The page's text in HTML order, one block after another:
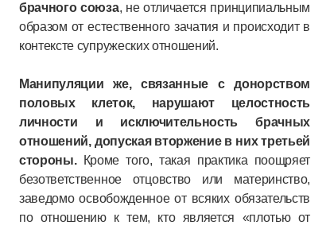
брачного союза, не отличается принципиальным
образом от естественного зачатия и происходит в
контексте супружеских отношений.
Манипуляции же, связанные с донорством
половых клеток, нарушают целостность
личности и исключительность брачных
отношений, допуская вторжение в них третьей
стороны.Кроме того, такая практика поощряет
безответственное отцовство или материнство,
заведомо освобожденное от всяких обязательств
по отношению к тем, кто является «плотью от